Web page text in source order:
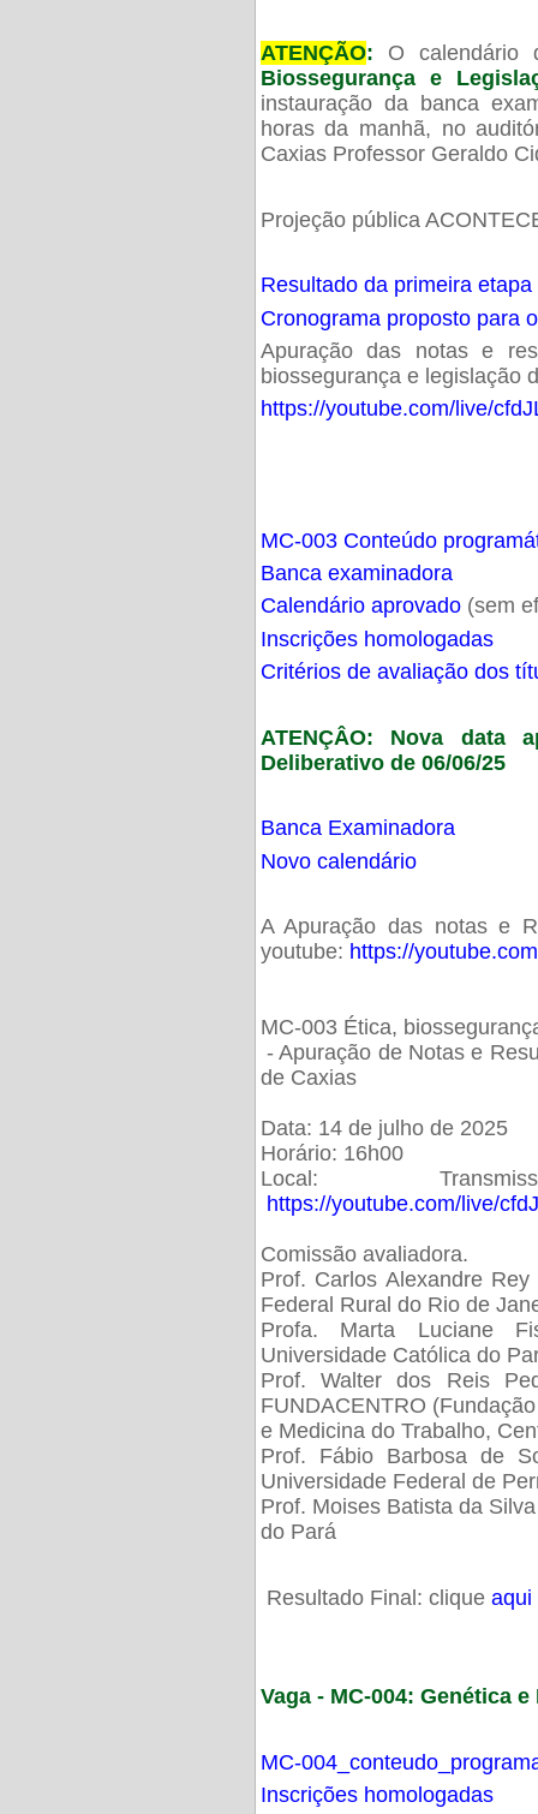
ATENÇÃO: O calendário
Biossegurança e
instauração da banca
horas da manhã, no
Caxias Professor Geraldo
Projeção pública
Resultado da primeira
Cronograma proposto para
Apuração das notas e
biossegurança e legislação
https://youtube.com/live/
MC-003 Conteúdo
Banca examinadora
Calendário aprovado(sem
Inscrições homologadas
Critérios de avaliação dos
ATENÇÂO: Nova data
Deliberativo de 06/06/25
Banca Examinadora
Novo calendário
A Apuração das notas e
youtube: https://
MC-003 Ética,
- Apuração de Notas e
de Caxias
Data: 14 de julho de 2025
Horário: 16h00
Local:
https://youtube.com/live/
Comissão avaliadora.
Prof. Carlos Alexandre
Federal Rural do Rio de
Profa. Marta Luciane
Universidade Católica do
Prof. Walter dos Reis
FUNDACENTRO
e Medicina do Trabalho,
Prof. Fábio Barbosa de
Universidade Federal de
Prof. Moises Batista da
do Pará
Resultado Final: clique aqui
Vaga - MC-004: Genética
MC-
Inscrições homologadas